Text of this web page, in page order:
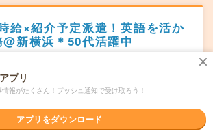
給×紹介予定派遣！英語を活か
新横浜＊50代活躍中
員への紹介予定派遣
駅から徒歩5分
プリ
報がたくさん！プッシュ通知で受け取ろう！
アプリをダウンロード